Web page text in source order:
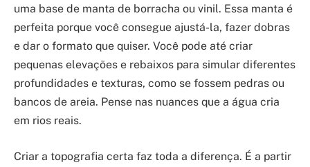
uma base de manta de borracha ou vinil. Essa manta é
perfeita porque você consegue ajustá-la, fazer dobras
e dar o formato que quiser. Você pode até criar
pequenas elevações e rebaixos para simular diferentes
profundidades e texturas, como se fossem pedras ou
bancos de areia. Pense nas nuances que a água cria
em rios reais.
Criar a topografia certa faz toda a diferença. É a partir